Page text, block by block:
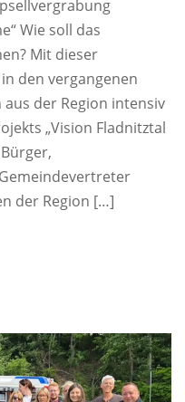
Wie soll das
Mit dieser
den vergangenen
der Region intensiv
„Vision Fladnitztal
der Region […]